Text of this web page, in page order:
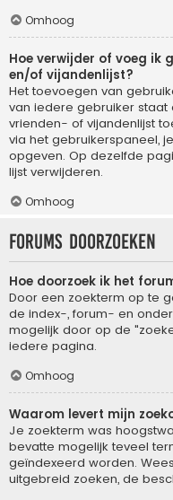
Omhoog
Hoe verwijder of voeg ik
en/of vijandenlijst?
Het toevoegen van
van iedere gebruiker
vrienden- of vijandenlijst
via het gebruikerspaneel,
opgeven. Op dezelfde
lijst verwijderen.
Omhoog
Forums doorzoeken
Hoe doorzoek ik het
Door een zoekterm op te
de index-, forum- en
mogelijk door op de
iedere pagina.
Omhoog
Waarom levert mijn
Je zoekterm was
bevatte mogelijk teveel
geïndexeerd worden.
uitgebreid zoeken, de